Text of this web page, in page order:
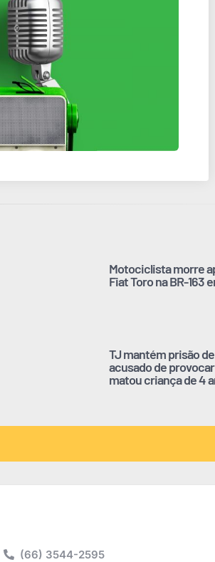
Motociclista morre
Fiat Toro na BR-163
TJ mantém prisão
acusado de
matou criança de 4
(66) 3544-2595